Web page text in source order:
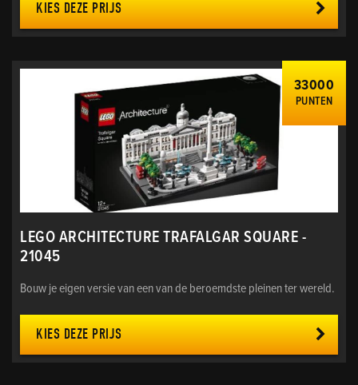
KIES DEZE PRIJS
33000
PUNTEN
LEGO ARCHITECTURE TRAFALGAR SQUARE -
21045
Bouw je eigen versie van een van de beroemdste pleinen ter wereld.
KIES DEZE PRIJS